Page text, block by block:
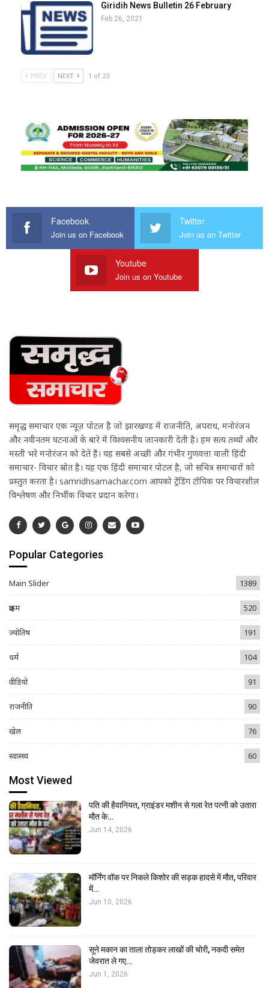
Giridih News Bulletin 26 February
Feb 26, 2021
PREV NEXT 1 of 23
Facebook
Join us on Facebook
Twitter
Join us on Twitter
Youtube
Join us on Youtube
समृद्ध समाचार एक न्यूज़ पोर्टल है जो झारखण्ड में राजनीति, अपराध, मनोरंजन
और नवीनतम घटनाओं के बारे में विश्वसनीय जानकारी देती है। हम सत्य तथ्यों और
मस्ती भरे मनोरंजन को देते हैं। यह सबसे अच्छी और गंभीर गुणवत्ता वाली हिंदी
समाचार- विचार स्रोत है। यह एक हिंदी समाचार पोर्टल है, जो सचित्र समाचारों को
प्रस्तुत करता है। samridhsamachar.com आपको ट्रेंडिंग टॉपिक पर विचारशील
विश्लेषण और निर्भीक विचार प्रदान करेगा।
Popular Categories
Main Slider 1389
क्राइम 520
ज्योतिष 191
धर्म 104
वीडियो 91
राजनीति 90
खेल 76
स्वास्थ्य 60
Most Viewed
पति की हैवानियत, ग्राइंडर मशीन से गला रेत पत्नी को उतारा
मौत के…
Jun 14, 2026
मॉर्निंग वॉक पर निकले किशोर की सड़क हादसे में मौत, परिवार
में…
Jun 10, 2026
सूने मकान का ताला तोड़कर लाखों की चोरी, नकदी समेत
जेवरात ले गए…
Jun 1, 2026